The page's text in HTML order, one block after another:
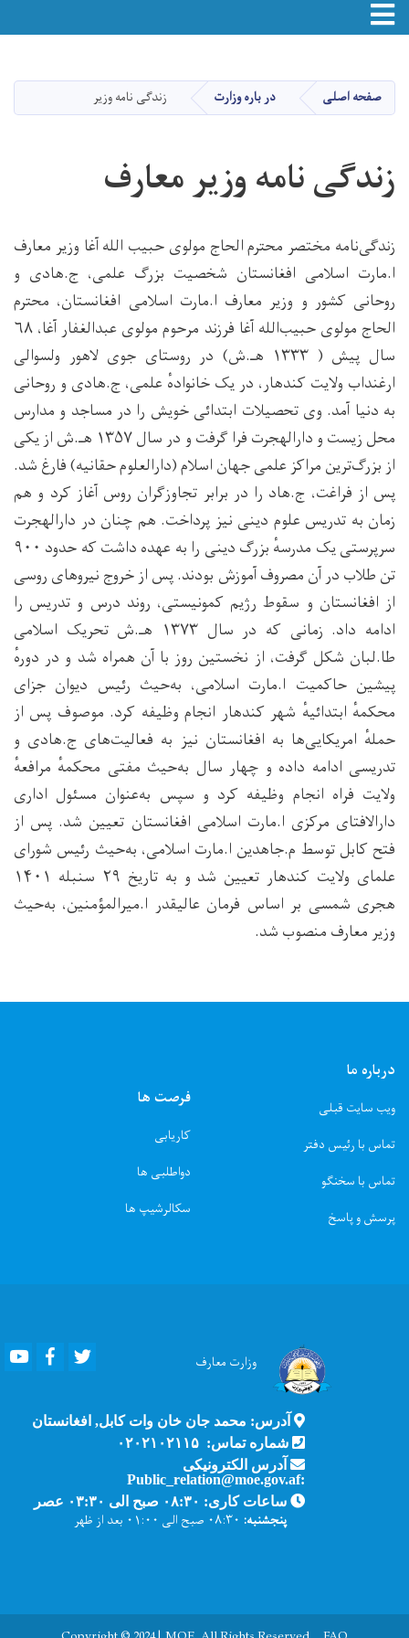
main
content
Toggle navigation
صفحه اصلی در باره وزارت زندگی نامه وزیر
زندگی نامه وزیر معارف
زندگی‌نامه مختصر محترم الحاج مولوی حبیب الله آغا وزیر معارف
ا.مارت اسلامی افغانستان شخصیت بزرگ علمی، ج.هادی و
روحانی کشور و وزیر معارف ا.مارت اسلامی افغانستان، محترم
الحاج مولوی حبیب‌الله آغا فرزند مرحوم مولوی عبدالغفار آغا، ۶۸
سال پیش ( ۱۳۳۳ هـ.ش) در روستای جوی لاهور ولسوالی
ارغنداب ولایت کندهار، در یک خانوادهٔ علمی، ج.هادی و روحانی
به دنیا آمد. وی تحصیلات ابتدائی خویش را در مساجد و مدارس
محل زیست و دارالهجرت فرا گرفت و در سال ۱۳۵۷ هـ.ش از یکی
از بزرگ‌ترین مراکز علمی جهان اسلام (دارالعلوم حقانیه) فارغ شد.
پس از فراغت، ج.هاد را در برابر تجاوزگران روس آغاز کرد و هم
زمان به تدریس علوم دینی نیز پرداخت. هم چنان در دارالهجرت
سرپرستی یک مدرسهٔ بزرگ دینی را به عهده داشت که حدود ۹۰۰
تن طلاب در آن مصروف آموزش بودند. پس از خروج نیروهای روسی
از افغانستان و سقوط رژیم کمونیستی، روند درس و تدریس را
ادامه داد. زمانی که در سال ۱۳۷۳ هـ.ش تحریک اسلامی
طا.لبان شکل گرفت، از نخستین روز با آن همراه شد و در دورهٔ
پیشین حاکمیت ا.مارت اسلامی، به‌حیث رئیس دیوان جزای
محکمهٔ ابتدائیهٔ شهر کندهار انجام وظیفه کرد. موصوف پس از
حملهٔ امریکایی‌ها به افغانستان نیز به فعالیت‌های ج.هادی و
تدریسی ادامه داده و چهار سال به‌حیث مفتی محکمهٔ مرافعهٔ
ولایت فراه انجام وظیفه کرد و سپس به‌عنوان مسئول اداری
دارالافتای مرکزی ا.مارت اسلامی افغانستان تعیین شد. پس از
فتح کابل توسط م.جاهدین ا.مارت اسلامی، به‌حیث رئیس شورای
علمای ولایت کندهار تعیین شد و به تاریخ ۲۹ سنبله ۱۴۰۱
هجری شمسی بر اساس فرمان عالیقدر ا.میرالمؤمنین، به‌حیث
وزیر معارف منصوب شد.
درباره ما
ویب سایت قبلی
تماس با رئیس دفتر
تماس با سخنگو
پرسش و پاسخ
فرصت ها
کاریابی
دواطلبی ها
سکالرشیپ ها
وزارت معارف Youtube Facebook
آدرس: محمد جان خان وات کابل, افغانستان
شماره تماس: ۰۲۰۲۱۰۲۱۱۵
آدرس الکترونیکی
:Public_relation@moe.gov.af
ساعات کاری: ۰۸:۳۰ صبح الی ۰۳:۳۰ عصر
پنجشنبه: